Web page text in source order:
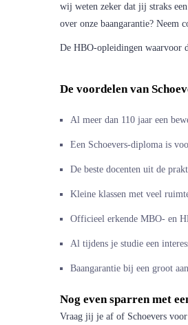
wij weten zeker dat jij straks
over onze baangarantie? Neem
De HBO-opleidingen waarvoor
De voordelen van
Al meer dan 110 jaar een
Een Schoevers-diploma is
De beste docenten uit de
Kleine klassen met veel
Officieel erkende MBO- en
Al tijdens je studie een
Baangarantie bij een groot
Nog even sparren met
Vraag jij je af of Schoevers